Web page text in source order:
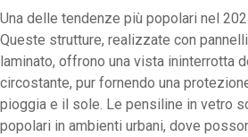
Una delle tendenze più popolari nel
Queste strutture, realizzate con
laminato, offrono una vista ininterrotta
circostante, pur fornendo una
pioggia e il sole. Le pensiline in vetro
popolari in ambienti urbani, dove